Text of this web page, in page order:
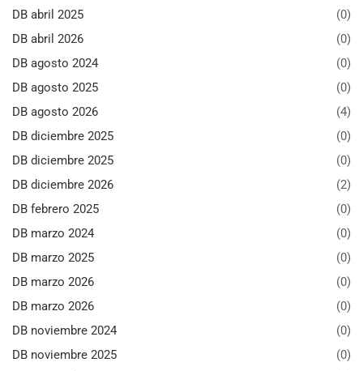
DB abril 2025
(0)
DB abril 2026
(0)
DB agosto 2024
(0)
DB agosto 2025
(0)
DB agosto 2026
(4)
DB diciembre 2025
(0)
DB diciembre 2025
(0)
DB diciembre 2026
(2)
DB febrero 2025
(0)
DB marzo 2024
(0)
DB marzo 2025
(0)
DB marzo 2026
(0)
DB marzo 2026
(0)
DB noviembre 2024
(0)
DB noviembre 2025
(0)